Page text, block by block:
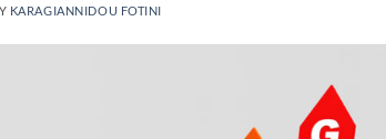
KARAGIANNIDOU FOTINI